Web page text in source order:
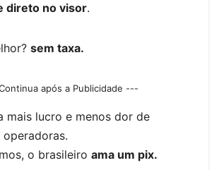
direto no visor.
sem taxa.
após a Publicidade ---
mais lucro e menos dor de
o brasileiro ama um pix.